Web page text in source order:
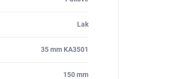
Lak
35 mm KA3501
150 mm